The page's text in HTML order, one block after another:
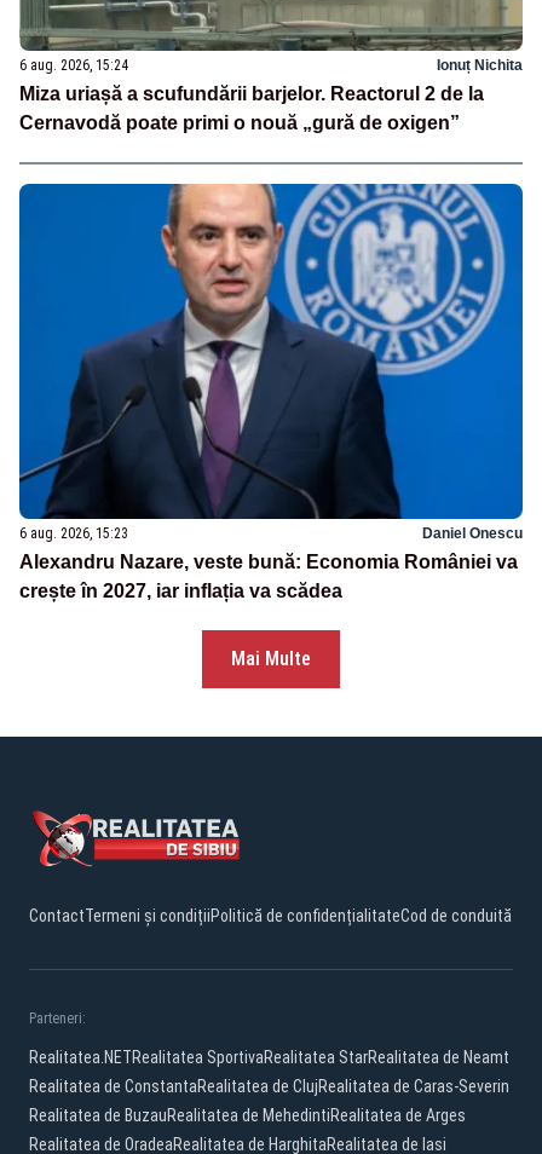
6 aug. 2026, 15:24 Ionuț Nichita
Miza uriașă a scufundării barjelor. Reactorul 2 de la
Cernavodă poate primi o nouă „gură de oxigen”
6 aug. 2026, 15:23 Daniel Onescu
Alexandru Nazare, veste bună: Economia României va
crește în 2027, iar inflația va scădea
Mai Multe
ContactTermeni și condițiiPolitică de confidențialitateCod de conduită
Parteneri:
Realitatea.NETRealitatea SportivaRealitatea StarRealitatea de Neamt
Realitatea de ConstantaRealitatea de ClujRealitatea de Caras-Severin
Realitatea de BuzauRealitatea de MehedintiRealitatea de Arges
Realitatea de OradeaRealitatea de HarghitaRealitatea de Iasi